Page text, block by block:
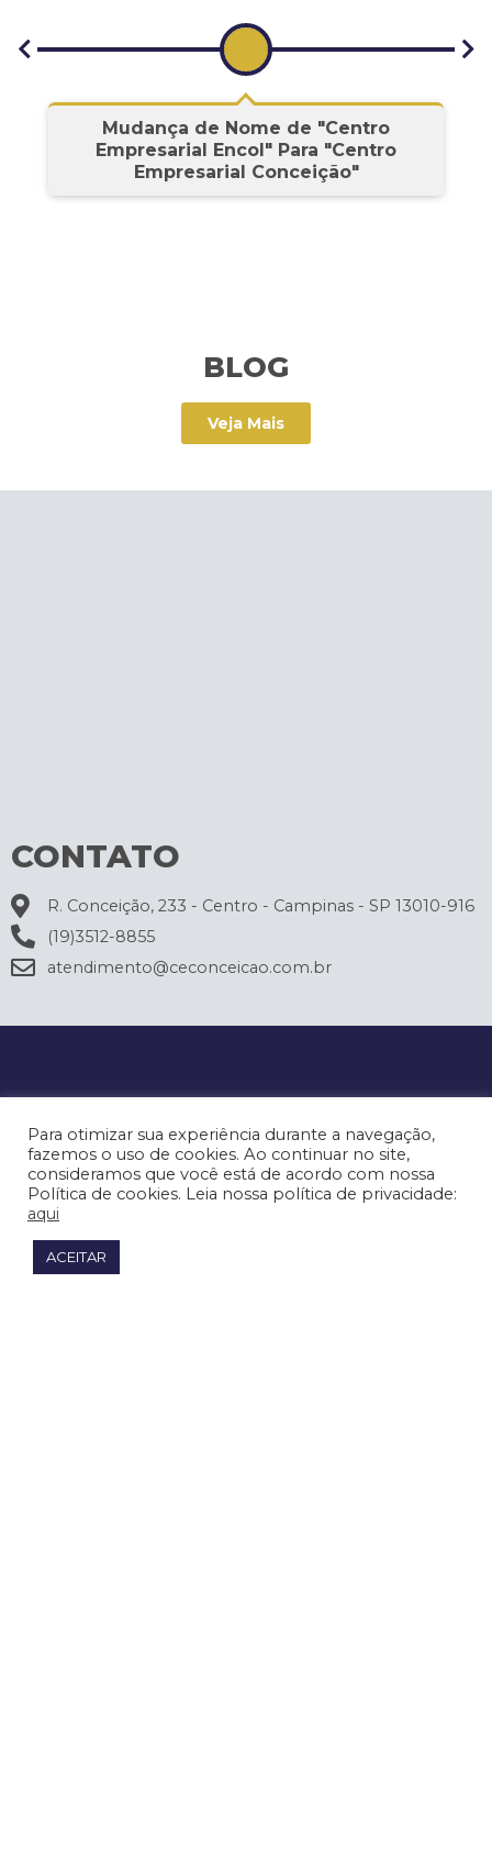
Mudança de Nome de "Centro
Empresarial Encol" Para "Centro
Empresarial Conceição"
BLOG
Veja Mais
CONTATO
R. Conceição, 233 - Centro - Campinas - SP 13010-916
(19)3512-8855
atendimento@ceconceicao.com.br
Para otimizar sua experiência durante a navegação,
fazemos o uso de cookies. Ao continuar no site,
consideramos que você está de acordo com nossa
Política de cookies. Leia nossa política de privacidade:
aqui
ACEITAR